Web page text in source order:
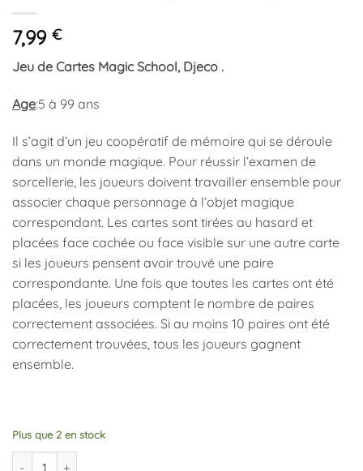
7,99 €
Jeu de Cartes Magic School, Djeco .
Age:5 à 99 ans
Il s’agit d’un jeu coopératif de mémoire qui se déroule
dans un monde magique. Pour réussir l’examen de
sorcellerie, les joueurs doivent travailler ensemble pour
associer chaque personnage à l’objet magique
correspondant. Les cartes sont tirées au hasard et
placées face cachée ou face visible sur une autre carte
si les joueurs pensent avoir trouvé une paire
correspondante. Une fois que toutes les cartes ont été
placées, les joueurs comptent le nombre de paires
correctement associées. Si au moins 10 paires ont été
correctement trouvées, tous les joueurs gagnent
ensemble.
Plus que 2 en stock
quantité de Jeu de Cartes Magic School, Djeco